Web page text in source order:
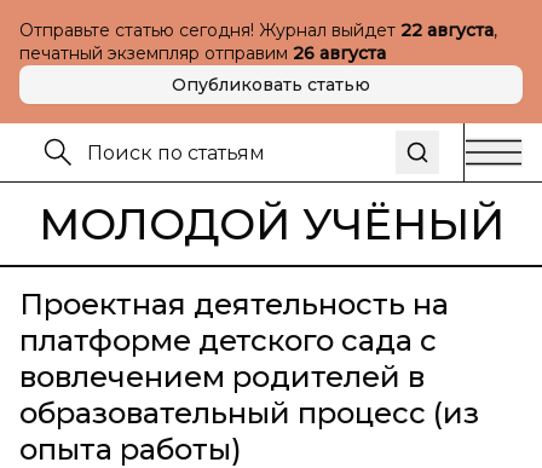
Отправьте статью сегодня! Журнал выйдет 22 августа,
печатный экземпляр отправим 26 августа
Опубликовать статью
МОЛОДОЙ УЧЁНЫЙ
Проектная деятельность на
платформе детского сада с
вовлечением родителей в
образовательный процесс (из
опыта работы)